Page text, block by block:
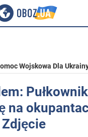
Wojskowa Dla
na